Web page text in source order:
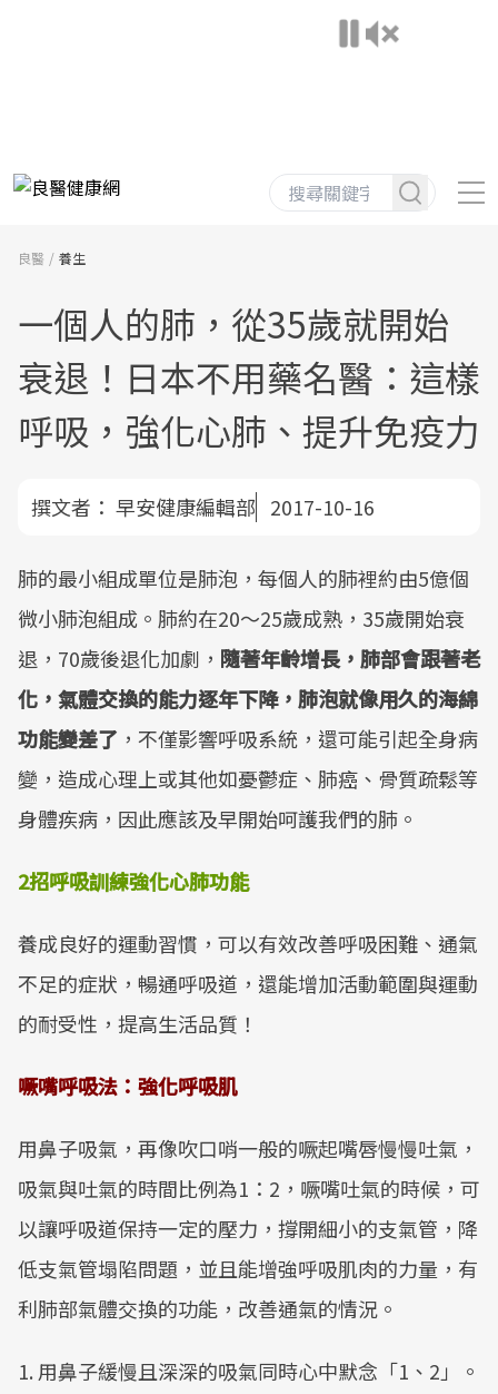
良醫 養生
一個人的肺，從35歲就開始
衰退！日本不用藥名醫：這樣
呼吸，強化心肺、提升免疫力
撰文者： 早安健康編輯部 2017-10-16
肺的最小組成單位是肺泡，每個人的肺裡約由5億個
微小肺泡組成。肺約在20～25歲成熟，35歲開始衰
退，70歲後退化加劇， 隨著年齡增長，肺部會跟著老
化，氣體交換的能力逐年下降，肺泡就像用久的海綿
功能變差了 ，不僅影響呼吸系統，還可能引起全身病
變，造成心理上或其他如憂鬱症、肺癌、骨質疏鬆等
身體疾病，因此應該及早開始呵護我們的肺。
2招呼吸訓練強化心肺功能
養成良好的運動習慣，可以有效改善呼吸困難、通氣
不足的症狀，暢通呼吸道，還能增加活動範圍與運動
的耐受性，提高生活品質！
噘嘴呼吸法：強化呼吸肌
用鼻子吸氣，再像吹口哨一般的噘起嘴唇慢慢吐氣，
吸氣與吐氣的時間比例為1：2，噘嘴吐氣的時候，可
以讓呼吸道保持一定的壓力，撐開細小的支氣管，降
低支氣管塌陷問題，並且能增強呼吸肌肉的力量，有
利肺部氣體交換的功能，改善通氣的情況。
1. 用鼻子緩慢且深深的吸氣同時心中默念「1、2」。